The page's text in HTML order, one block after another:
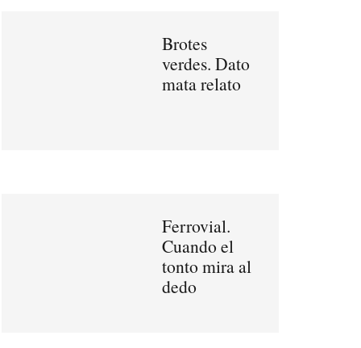
Brotes
verdes. Dato
mata relato
Ferrovial.
Cuando el
tonto mira al
dedo